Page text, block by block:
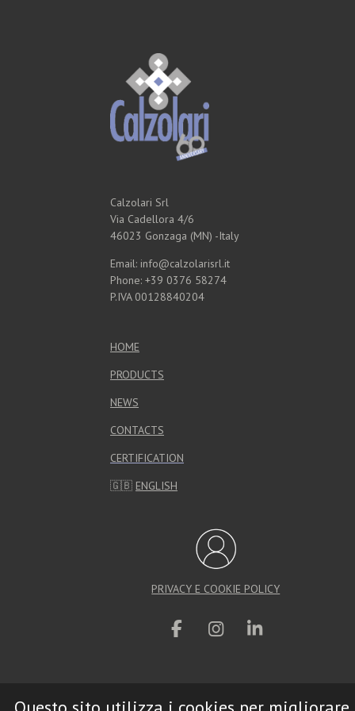
Calzolari Srl
Via Cadellora 4/6
46023 Gonzaga (MN) -Italy
Email: info@calzolarisrl.it
Phone: +39 0376 58274
P.IVA 00128840204
HOME
PRODUCTS
NEWS
CONTACTS
CERTIFICATION
🇬🇧 ENGLISH
PRIVACY E COOKIE POLICY
F
I
L